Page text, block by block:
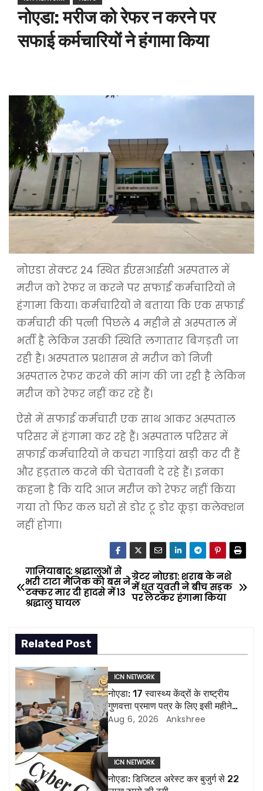
नोएडा: मरीज को रेफर न करने पर
सफाई कर्मचारियों ने हंगामा किया
नोएडा सेक्टर 24 स्थित ईएसआईसी अस्पताल में
मरीज को रेफर न करने पर सफाई कर्मचारियों ने
हंगामा किया। कर्मचारियों ने बताया कि एक सफाई
कर्मचारी की पत्नी पिछले 4 महीने से अस्पताल में
भर्ती है लेकिन उसकी स्थिति लगातार बिगड़ती जा
रही है। अस्पताल प्रशासन से मरीज को निजी
अस्पताल रेफर करने की मांग की जा रही है लेकिन
मरीज को रेफर नहीं कर रहे हैं।
ऐसे में सफाई कर्मचारी एक साथ आकर अस्पताल
परिसर में हंगामा कर रहे हैं। अस्पताल परिसर में
सफाई कर्मचारियों ने कचरा गाड़ियां खड़ी कर दी हैं
और हड़ताल करने की चेतावनी दे रहे हैं। इनका
कहना है कि यदि आज मरीज को रेफर नहीं किया
गया तो फिर कल घरों से डोर टू डोर कूड़ा कलेक्शन
नहीं होगा।
P
o
t
n
a
v
i
g
ग्रेटर नोएडा: शराब के नशे
में धुत युवती ने बीच सड़क
पर लेटकर हंगामा किया
ग़ाज़ियाबाद: श्रद्धालुओं से
भरी टाटा मैजिक को बस ने
टक्कर मार दी हादसे में 13
श्रद्धालु घायल
Related Post
ICN NETWORK
नोएडा: 17 स्वास्थ्य केंद्रों के राष्ट्रीय
गुणवत्ता प्रमाण पत्र के लिए इसी महीने
निरीक्षण
Aug 6, 2026 Ankshree
ICN NETWORK
नोएडा: डिजिटल अरेस्ट कर बुजुर्ग से 22